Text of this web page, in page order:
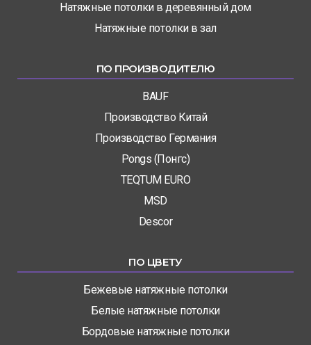
Натяжные потолки в деревянный дом
Натяжные потолки в зал
ПО ПРОИЗВОДИТЕЛЮ
BAUF
Производство Китай
Производство Германия
Pongs (Понгс)
TEQTUM EURO
MSD
Descor
ПО ЦВЕТУ
Бежевые натяжные потолки
Белые натяжные потолки
Бордовые натяжные потолки